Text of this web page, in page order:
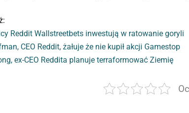
Reddit Wallstreetbets inwestują w ratowanie goryli
CEO Reddit, żałuje że nie kupił akcji Gamestop
ex-CEO Reddita planuje terraformować Ziemię